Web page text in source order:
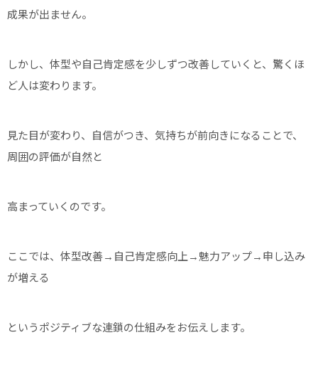
成果が出ません。
しかし、体型や自己肯定感を少しずつ改善していくと、驚くほ
ど人は変わります。
見た目が変わり、自信がつき、気持ちが前向きになることで、
周囲の評価が自然と
高まっていくのです。
ここでは、体型改善→自己肯定感向上→魅力アップ→申し込み
が増える
というポジティブな連鎖の仕組みをお伝えします。